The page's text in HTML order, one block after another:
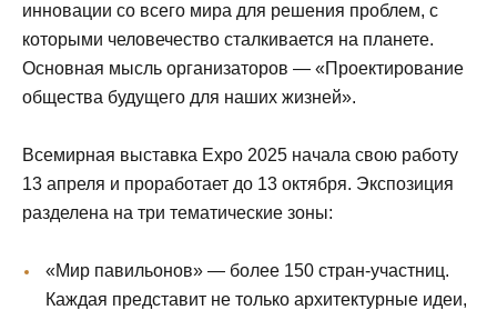
инновации со всего мира для решения проблем, с
которыми человечество сталкивается на планете.
Основная мысль организаторов — «Проектирование
общества будущего для наших жизней».
Всемирная выставка Expo 2025 начала свою работу
13 апреля и проработает до 13 октября. Экспозиция
разделена на три тематические зоны:
«Мир павильонов» — более 150 стран-участниц.
Каждая представит не только архитектурные идеи,